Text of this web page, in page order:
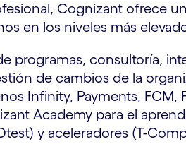
Cognizant ofrece
en los niveles más
programas, consultoría,
de cambios de la
Infinity, Payments, FCM,
Academy para el
y aceleradores (T-